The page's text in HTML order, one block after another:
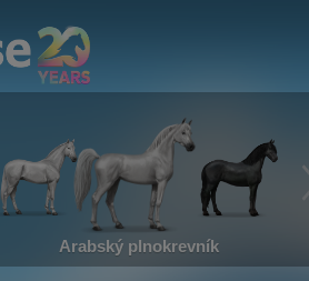
Arabský plnokrevník